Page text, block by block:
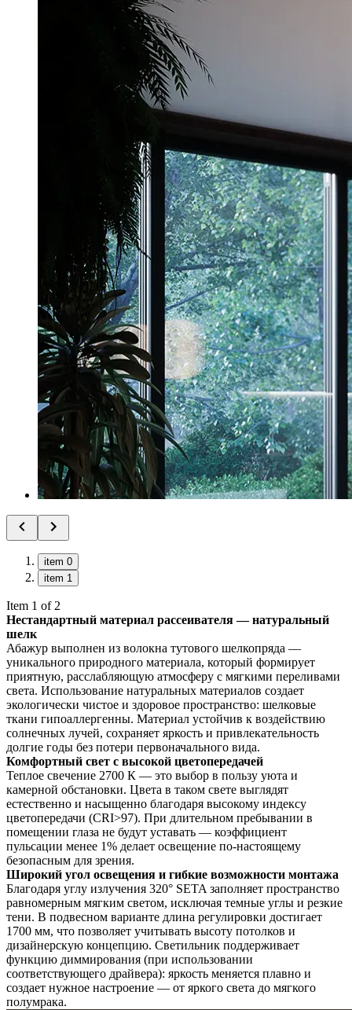
item 0
item 1
Item 1 of 2
Нестандартный материал рассеивателя — натуральный
шелк
Абажур выполнен из волокна тутового шелкопряда —
уникального природного материала, который формирует
приятную, расслабляющую атмосферу с мягкими переливами
света. Использование натуральных материалов создает
экологически чистое и здоровое пространство: шелковые
ткани гипоаллергенны. Материал устойчив к воздействию
солнечных лучей, сохраняет яркость и привлекательность
долгие годы без потери первоначального вида.
Комфортный свет с высокой цветопередачей
Теплое свечение 2700 К — это выбор в пользу уюта и
камерной обстановки. Цвета в таком свете выглядят
естественно и насыщенно благодаря высокому индексу
цветопередачи (CRI>97). При длительном пребывании в
помещении глаза не будут уставать — коэффициент
пульсации менее 1% делает освещение по-настоящему
безопасным для зрения.
Широкий угол освещения и гибкие возможности монтажа
Благодаря углу излучения 320° SETA заполняет пространство
равномерным мягким светом, исключая темные углы и резкие
тени. В подвесном варианте длина регулировки достигает
1700 мм, что позволяет учитывать высоту потолков и
дизайнерскую концепцию. Светильник поддерживает
функцию диммирования (при использовании
соответствующего драйвера): яркость меняется плавно и
создает нужное настроение — от яркого света до мягкого
полумрака.